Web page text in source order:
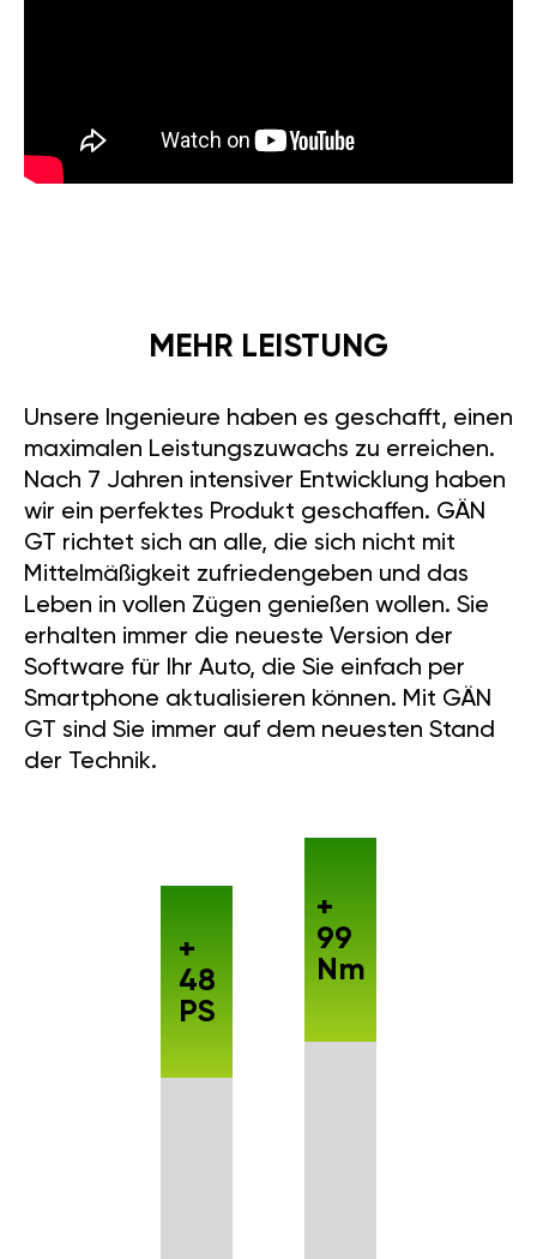
MEHR LEISTUNG
Unsere Ingenieure haben es geschafft, einen
maximalen Leistungszuwachs zu erreichen.
Nach 7 Jahren intensiver Entwicklung haben
wir ein perfektes Produkt geschaffen. GÄN
GT richtet sich an alle, die sich nicht mit
Mittelmäßigkeit zufriedengeben und das
Leben in vollen Zügen genießen wollen. Sie
erhalten immer die neueste Version der
Software für Ihr Auto, die Sie einfach per
Smartphone aktualisieren können. Mit GÄN
GT sind Sie immer auf dem neuesten Stand
der Technik.
+
48
PS
+
99
Nm